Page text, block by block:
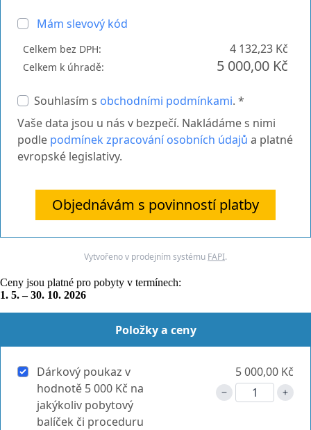
Mám slevový kód
Celkem bez DPH: 4 132,23 Kč
Celkem k úhradě: 5 000,00 Kč
Souhlasím s obchodními podmínkami. *
Vaše data jsou u nás v bezpečí. Nakládáme s nimi
podle podmínek zpracování osobních údajů a platné
evropské legislativy.
Objednávám s povinností platby
Vytvořeno v prodejním systému FAPI.
Ceny jsou platné pro pobyty v termínech:
1. 5. – 30. 10. 2026
Položky a ceny
Dárkový poukaz v
hodnotě 5 000 Kč na
jakýkoliv pobytový
balíček či proceduru
5 000,00 Kč